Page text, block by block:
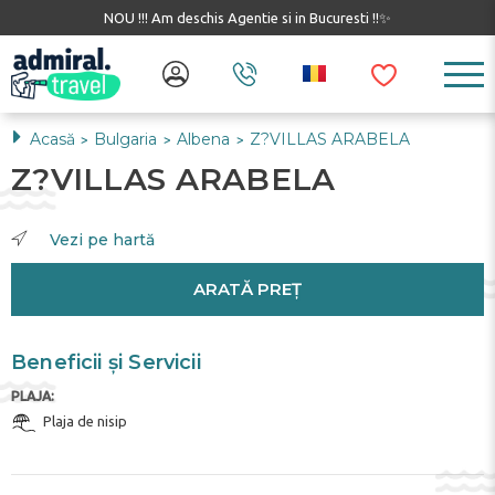
NOU !!! Am deschis Agentie si in Bucuresti !!✨
Acasă > Bulgaria > Albena > Z?VILLAS ARABELA
Z?VILLAS ARABELA
Vezi pe hartă
ARATĂ PREȚ
Beneficii și Servicii
PLAJA:
Plaja de nisip